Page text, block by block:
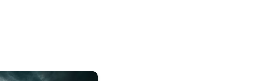
?. Comprendre la météo. . .